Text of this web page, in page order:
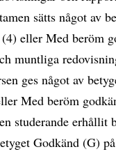
sätts något av
eller Med beröm
muntliga
ges något av
Med beröm
studerande
Godkänd (G)